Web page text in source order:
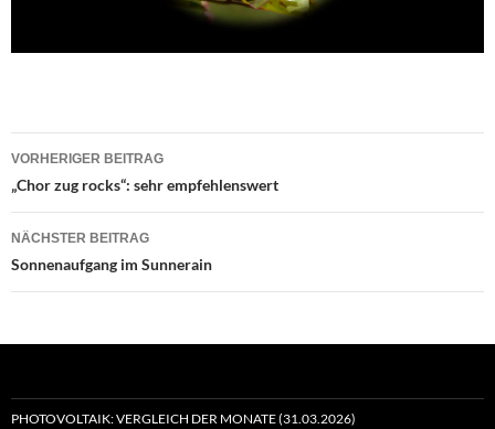
Beitragsnavigation
VORHERIGER BEITRAG
„Chor zug rocks“: sehr empfehlenswert
NÄCHSTER BEITRAG
Sonnenaufgang im Sunnerain
PHOTOVOLTAIK: VERGLEICH DER MONATE (31.03.2026)